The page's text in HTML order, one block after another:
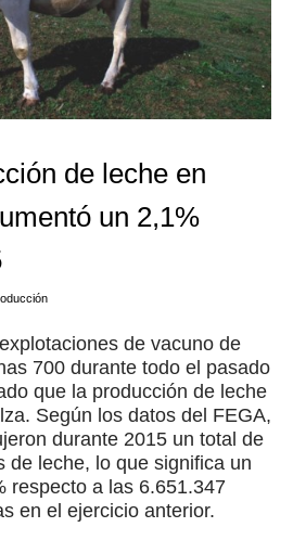
de leche en
un 2,1%
de vacuno de
700 durante todo el pasado
que la producción de leche
Según los datos del FEGA,
durante 2015 un total de
de leche, lo que significa un
respecto a las 6.651.347
en el ejercicio anterior.